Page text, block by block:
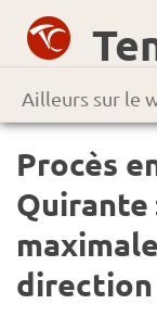
Ailleurs sur le
Procès
Quirante
direction